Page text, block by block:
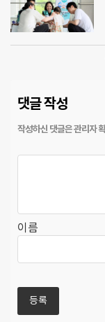
댓글 작성
이름